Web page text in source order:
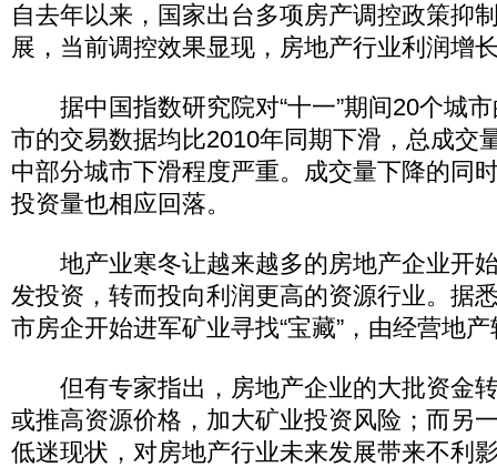
自去年以来，国家出台多项房产调控政策抑
展，当前调控效果显现，房地产行业利润增
据中国指数研究院对“十一”期间20个城市
市的交易数据均比2010年同期下滑，总成交
中部分城市下滑程度严重。成交量下降的同
投资量也相应回落。
地产业寒冬让越来越多的房地产企业开
发投资，转而投向利润更高的资源行业。据
市房企开始进军矿业寻找“宝藏”，由经营地
但有专家指出，房地产企业的大批资金
或推高资源价格，加大矿业投资风险；而另
低迷现状，对房地产行业未来发展带来不利